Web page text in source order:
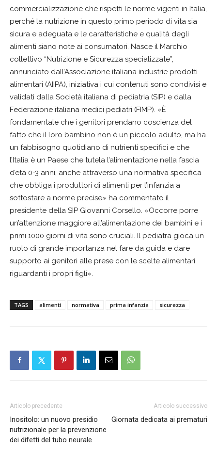
commercializzazione che rispetti le norme vigenti in Italia,
perché la nutrizione in questo primo periodo di vita sia
sicura e adeguata e le caratteristiche e qualità degli
alimenti siano note ai consumatori. Nasce il Marchio
collettivo “Nutrizione e Sicurezza specializzate”,
annunciato dall’Associazione italiana industrie prodotti
alimentari (AIIPA), iniziativa i cui contenuti sono condivisi e
validati dalla Società italiana di pediatria (SIP) e dalla
Federazione italiana medici pediatri (FIMP). «È
fondamentale che i genitori prendano coscienza del
fatto che il loro bambino non è un piccolo adulto, ma ha
un fabbisogno quotidiano di nutrienti specifici e che
l’Italia è un Paese che tutela l’alimentazione nella fascia
d’età 0-3 anni, anche attraverso una normativa specifica
che obbliga i produttori di alimenti per l’infanzia a
sottostare a norme precise» ha commentato il
presidente della SIP Giovanni Corsello. «Occorre porre
un’attenzione maggiore all’alimentazione dei bambini e i
primi 1000 giorni di vita sono cruciali. Il pediatra gioca un
ruolo di grande importanza nel fare da guida e dare
supporto ai genitori alle prese con le scelte alimentari
riguardanti i propri figli».
TAGS alimenti normativa prima infanzia sicurezza
Articolo precedente
Inositolo: un nuovo presidio
nutrizionale per la prevenzione
dei difetti del tubo neurale
Articolo successivo
Giornata dedicata ai prematuri